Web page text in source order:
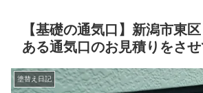
【基礎の通気口】新潟市東
ある通気口のお見積りをさ
塗替え日記